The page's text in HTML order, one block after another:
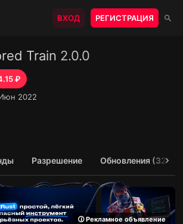
ВХОД РЕГИСТРАЦИЯ
Train 2.0.0
₽
2022
Разрешение Обновления (32)
🛈 Рекламное объявление